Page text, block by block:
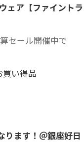
ェア【ファイントラ
セール開催中で
い得品
ります！＠銀座好日